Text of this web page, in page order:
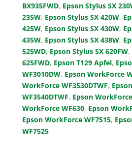
BX935FWD, Epson Stylus SX
235W, Epson Stylus SX 420W,
425W, Epson Stylus SX 430W,
435W, Epson Stylus SX 438W,
525WD, Epson Stylus SX 620FW,
625FWD, Epson T129 Apfel,
WF3010DW, Epson WorkForce
WorkForce WF3530DTWF,
WF3540DTWF, Epson
WorkForce WF630, Epson
Epson WorkForce WF7515,
WF7525